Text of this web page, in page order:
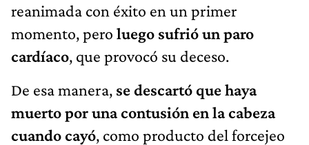
reanimada con éxito en un primer
momento, pero luego sufrió un paro
cardíaco, que provocó su deceso.
De esa manera, se descartó que haya
muerto por una contusión en la cabeza
cuando cayó, como producto del forcejeo